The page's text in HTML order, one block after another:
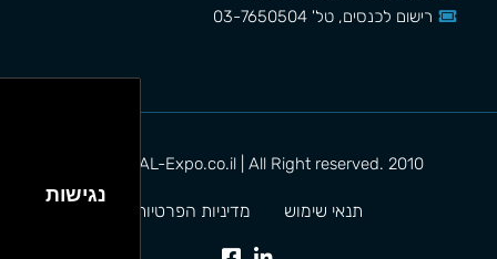
רישום לכנסים, טל' 03-7650504
MEDICAL-Expo.co.il | All Right reserved. 2010©
תנאי שימוש מדיניות הפרטיות
נגישות